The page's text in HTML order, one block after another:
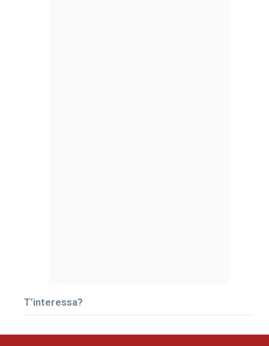
T’interessa?